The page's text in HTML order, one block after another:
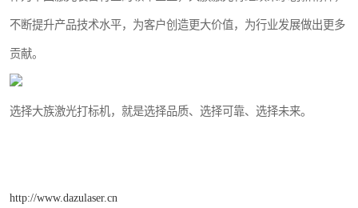
不断提升产品技术水平，为客户创造更大价值，为行业发展做出更多
贡献。
选择大族激光打标机，就是选择品质、选择可靠、选择未来。
http://www.dazulaser.cn